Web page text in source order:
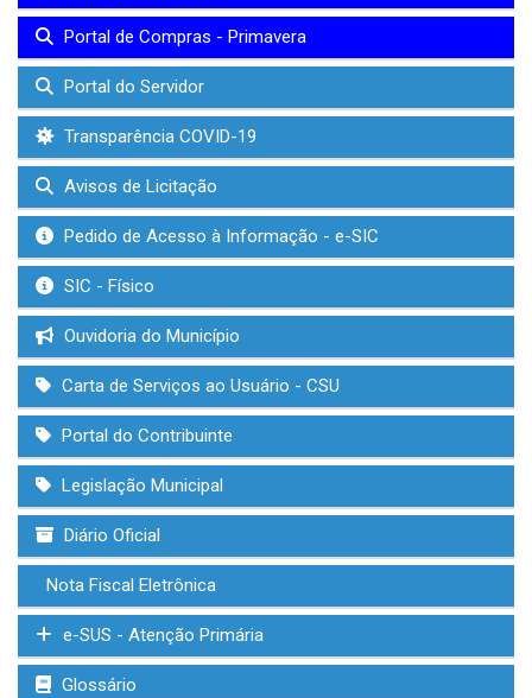
Portal de Compras - Primavera
Portal do Servidor
Transparência COVID-19
Avisos de Licitação
Pedido de Acesso à Informação - e-SIC
SIC - Físico
Ouvidoria do Município
Carta de Serviços ao Usuário - CSU
Portal do Contribuinte
Legislação Municipal
Diário Oficial
Nota Fiscal Eletrônica
e-SUS - Atenção Primária
Glossário